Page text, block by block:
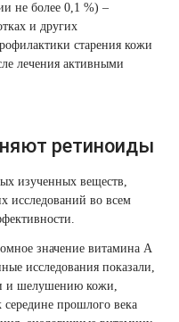
не более 0,1 %) –
и других
старения кожи
лечения активными
ретиноиды
изученных веществ,
исследований во всем
значение витамина А
исследования показали,
и шелушению кожи,
прошлого века